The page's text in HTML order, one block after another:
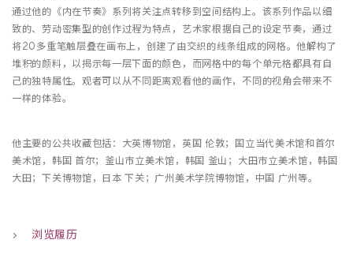
通过他的《内在节奏》系列将关注点转移到空间结构上。该系列作品以细
致的、劳动密集型的创作过程为特点，艺术家根据自己的设定节奏，通过
将20多重笔触层叠在画布上，创建了由交织的线条组成的网格。他解构了
堆积的颜料，以揭示每一层下面的颜色，而网格中的每个单元格都具有自
己的独特属性。观者可以从不同距离观看他的画作，不同的视角会带来不
一样的体验。
他主要的公共收藏包括：大英博物馆，英国 伦敦；国立当代美术馆和首尔
美术馆，韩国 首尔；釜山市立美术馆，韩国 釜山；大田市立美术馆，韩国
大田；下关博物馆，日本 下关；广州美术学院博物馆，中国 广州等。
浏览履历